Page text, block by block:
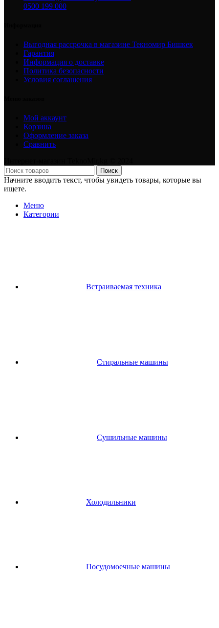
0500 199 000
Выгодная рассрочка в магазине Текномир Бишкек
Гарантия
Информация о доставке
Политика безопасности
Условия соглашения
Мой аккаунт
Корзина
Оформление заказа
Сравнить
Поиск
Начните вводить текст, чтобы увидеть товары, которые вы
ищете.
Меню
Категории
Встраиваемая техника
Стиральные машины
Сушильные машины
Холодильники
Посудомоечные машины